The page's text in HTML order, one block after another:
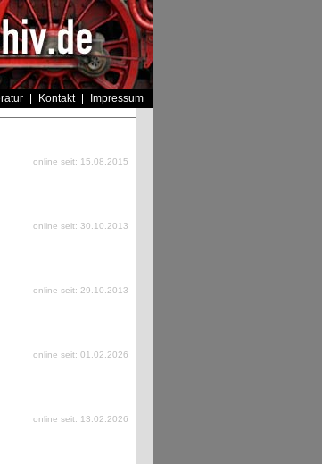
Kontakt Impressum
online seit: 15.08.2015
online seit: 30.10.2013
online seit: 29.10.2013
online seit: 01.02.2026
online seit: 13.02.2026